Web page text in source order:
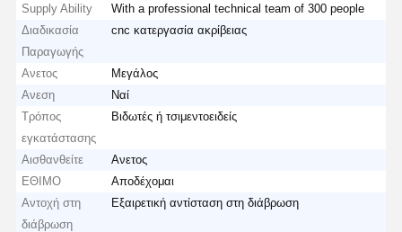
Supply Ability
With a professional technical team of 300 people
Διαδικασία
Παραγωγής
cnc κατεργασία ακρίβειας
Ανετος
Μεγάλος
Ανεση
Ναί
Τρόπος
εγκατάστασης
Βιδωτές ή τσιμεντοειδείς
Αισθανθείτε
Ανετος
ΕΘΙΜΟ
Αποδέχομαι
Αντοχή στη
διάβρωση
Εξαιρετική αντίσταση στη διάβρωση